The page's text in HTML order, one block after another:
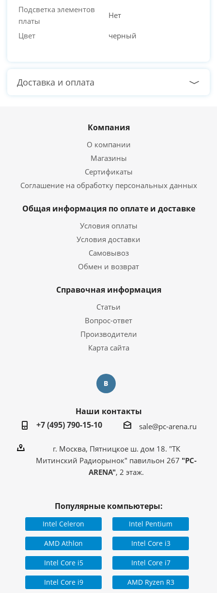
Подсветка элементов
платы
Нет
Цвет черный
Доставка и оплата
Компания
О компании
Магазины
Сертификаты
Соглашение на обработку персональных данных
Общая информация по оплате и доставке
Условия оплаты
Условия доставки
Самовывоз
Обмен и возврат
Справочная информация
Статьи
Вопрос-ответ
Производители
Карта сайта
Наши контакты
+7 (495) 790-15-10
sale@pc-arena.ru
г. Москва, Пятницкое ш. дом 18. "ТК
Митинский Радиорынок" павильон 267 "PC-
ARENA", 2 этаж.
Популярные компьютеры:
Intel Celeron Intel Pentium
AMD Athlon Intel Core i3
Intel Core i5 Intel Core i7
Intel Core i9 AMD Ryzen R3